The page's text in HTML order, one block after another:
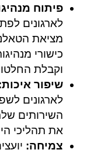
פיתוח
לארגונים
מציאת
כישורי
וקבלת
שיפור
לארגונים
השירותים
את תהליכי
צמיחה: